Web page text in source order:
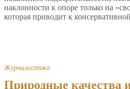
наклонности к опоре только на
которая приводит к
Журналистика
Природные качества